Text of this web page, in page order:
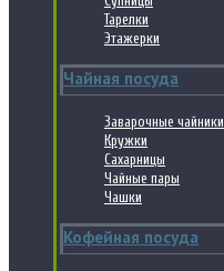
Тарелки
Этажерки
Чайная посуда
Заварочные чайники
Кружки
Сахарницы
Чайные пары
Чашки
Кофейная посуда